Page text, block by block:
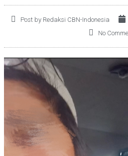
Post by Redaksi CBN-Indonesia
No